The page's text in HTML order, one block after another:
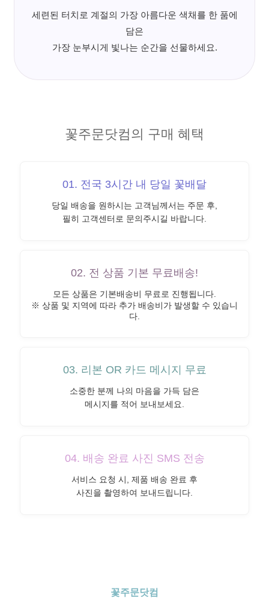
세련된 터치로 계절의 가장 아름다운 색채를 한 품에
담은
가장 눈부시게 빛나는 순간을 선물하세요.
꽃주문닷컴의 구매 혜택
01. 전국 3시간 내 당일 꽃배달
당일 배송을 원하시는 고객님께서는 주문 후,
필히 고객센터로 문의주시길 바랍니다.
02. 전 상품 기본 무료배송!
모든 상품은 기본배송비 무료로 진행됩니다.
※ 상품 및 지역에 따라 추가 배송비가 발생할 수 있습니
다.
03. 리본 OR 카드 메시지 무료
소중한 분께 나의 마음을 가득 담은
메시지를 적어 보내보세요.
04. 배송 완료 사진 SMS 전송
서비스 요청 시, 제품 배송 완료 후
사진을 촬영하여 보내드립니다.
꽃주문닷컴